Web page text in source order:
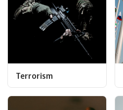
Terrorism